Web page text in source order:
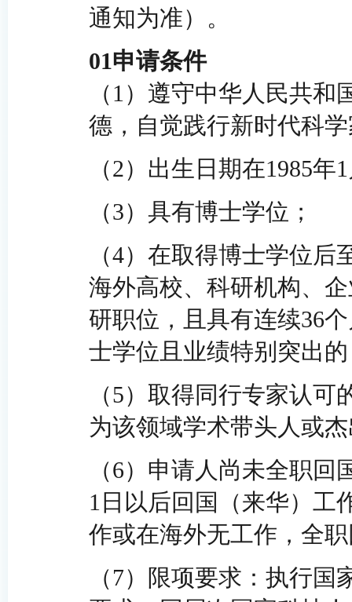
通知为准）。
01申请条件
（1）遵守中华人民共
德，自觉践行新时代科
（2）出生日期在1985
（3）具有博士学位；
（4）在取得博士学位后
海外高校、科研机构、
研职位，且具有连续36
士学位且业绩特别突出
（5）取得同行专家认
为该领域学术带头人或
（6）申请人尚未全职
1日以后回国（来华）工
作或在海外无工作，全
（7）限项要求：执行